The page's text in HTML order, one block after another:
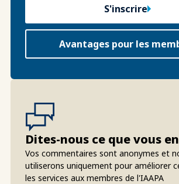
S'inscrire
Avantages pour les
Dites-nous ce que vous
Vos commentaires sont anonymes et
utiliserons uniquement pour améliorer
les services aux membres de l'IAAPA